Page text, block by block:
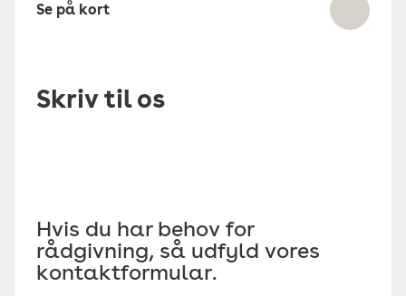
Se på kort
Skriv til os
Hvis du har behov for
rådgivning, så udfyld vores
kontaktformular.